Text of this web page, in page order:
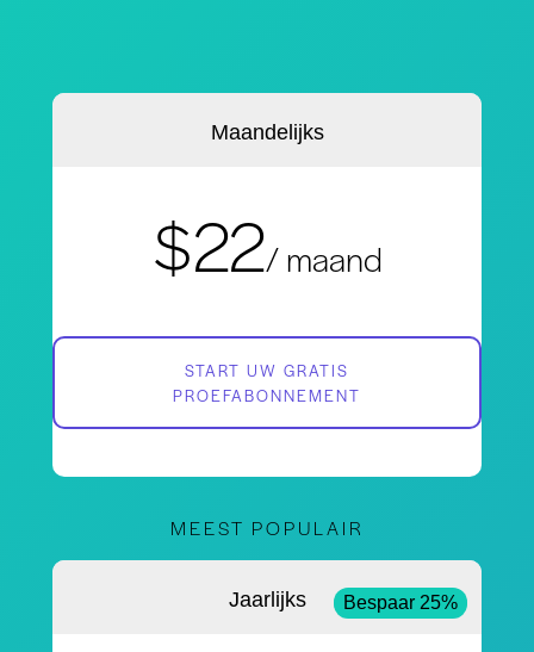
Maandelijks
$22/ maand
START UW GRATIS
PROEFABONNEMENT
MEEST POPULAIR
Jaarlijks Bespaar 25%